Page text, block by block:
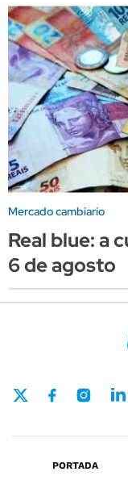
Mercado cambiario
Real blue: a
6 de agosto
PORTADA